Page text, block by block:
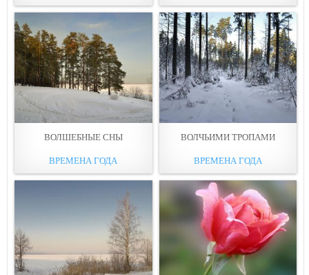
ВОЛШЕБНЫЕ СНЫ
ВРЕМЕНА ГОДА
ВОЛЧЬИМИ ТРОПАМИ
ВРЕМЕНА ГОДА